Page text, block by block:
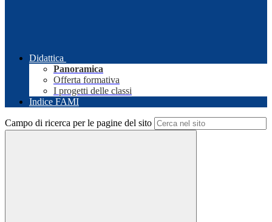
Didattica
Panoramica
Offerta formativa
I progetti delle classi
Indice FAMI
Campo di ricerca per le pagine del sito